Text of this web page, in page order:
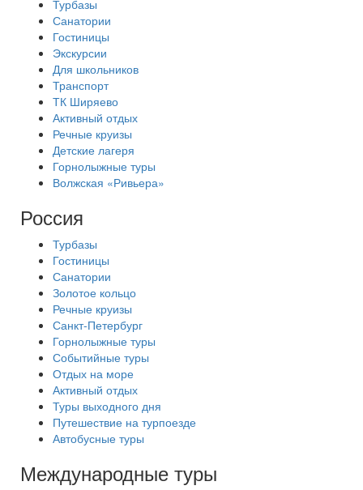
Турбазы
Санатории
Гостиницы
Экскурсии
Для школьников
Транспорт
ТК Ширяево
Активный отдых
Речные круизы
Детские лагеря
Горнолыжные туры
Волжская «Ривьера»
Россия
Турбазы
Гостиницы
Санатории
Золотое кольцо
Речные круизы
Санкт-Петербург
Горнолыжные туры
Событийные туры
Отдых на море
Активный отдых
Туры выходного дня
Путешествие на турпоезде
Автобусные туры
Международные туры